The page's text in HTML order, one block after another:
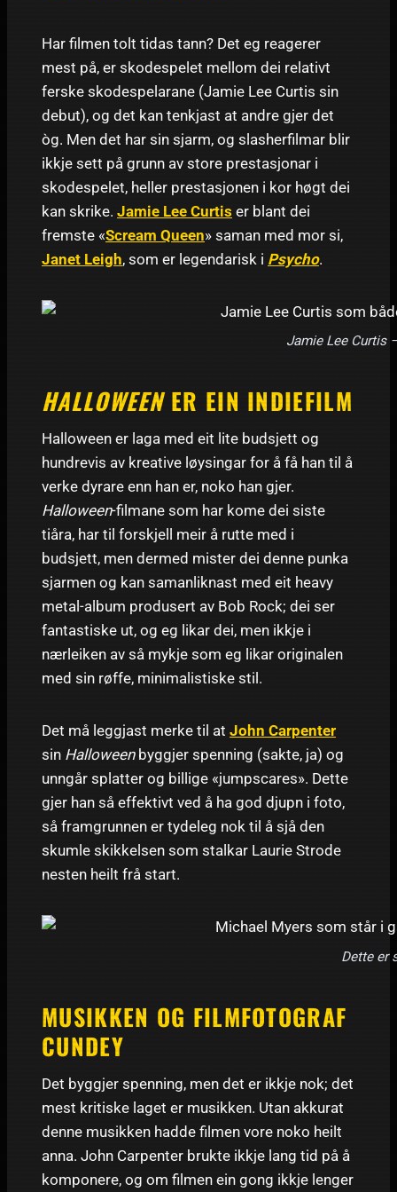
Har filmen tolt tidas tann? Det eg reagerer
mest på, er skodespelet mellom dei relativt
ferske skodespelarane (Jamie Lee Curtis sin
debut), og det kan tenkjast at andre gjer det
òg. Men det har sin sjarm, og slasherfilmar blir
ikkje sett på grunn av store prestasjonar i
skodespelet, heller prestasjonen i kor høgt dei
kan skrike. Jamie Lee Curtis er blant dei
fremste «Scream Queen» saman med mor si,
Janet Leigh, som er legendarisk i Psycho.
Jamie Lee Curtis
HALLOWEENER EIN INDIEFILM
Halloween er laga med eit lite budsjett og
hundrevis av kreative løysingar for å få han til å
verke dyrare enn han er, noko han gjer.
Halloween-filmane som har kome dei siste
tiåra, har til forskjell meir å rutte med i
budsjett, men dermed mister dei denne punka
sjarmen og kan samanliknast med eit heavy
metal-album produsert av Bob Rock; dei ser
fantastiske ut, og eg likar dei, men ikkje i
nærleiken av så mykje som eg likar originalen
med sin røffe, minimalistiske stil.
Det må leggjast merke til at John Carpenter
sin Halloweenbyggjer spenning (sakte, ja) og
unngår splatter og billige «jumpscares». Dette
gjer han så effektivt ved å ha god djupn i foto,
så framgrunnen er tydeleg nok til å sjå den
skumle skikkelsen som stalkar Laurie Strode
nesten heilt frå start.
Dette er
MUSIKKEN OG FILMFOTOGRAF
CUNDEY
Det byggjer spenning, men det er ikkje nok; det
mest kritiske laget er musikken. Utan akkurat
denne musikken hadde filmen vore noko heilt
anna. John Carpenter brukte ikkje lang tid på å
komponere, og om filmen ein gong ikkje lenger